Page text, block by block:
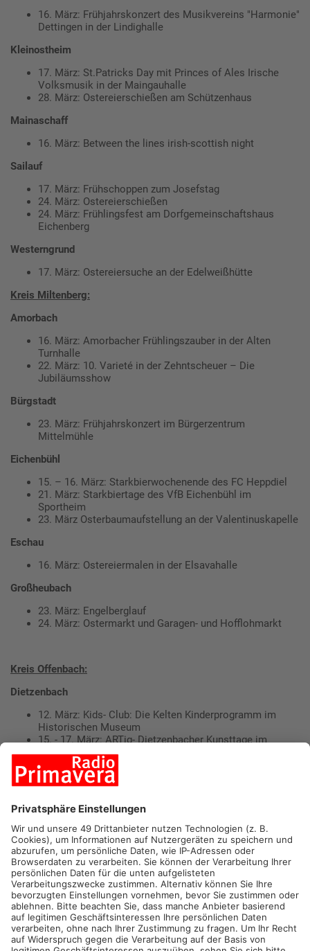
16. März: Frühjahrskonzert des Musikvereins "Harmonie"
Dettingen in der Lindighalle
Kleinostheim
17. März: St.Patricks Day mit Princes of Ales Irische
Volksmusik in der Maingauhalle
28. März: Ostereierschießen am Schützenhaus
Mainaschaff
16. März: Between the lines irish-scottish night
Sailauf
17. März: Frühschoppen zum Josefstag
24. März: Ostereierschießen
24. März: Frühlingsfest am Dorfgemeinschaftshaus
Eichenberg
Westerngrund
17. März: Ostereiersuche an der Edelweißhütte
Kreis Miltenberg:
Amorbach
16. März: Amorbacher Frühlingszauber in der Alten
Turnhalle
22. März: 10. Varieté in der Zehntscheuer – Die
Jubiläumsshow
Bürgstadt
23. März: Frühjahrskonzert im Bürgerzentrum
Mittelmühle
Eichenbühl
15. – 16. März: Starkbierwochenende des FC Heppdiel
21. März: Starkbiertage des VfB Eichenbühl im
Sportheim
23. März Osterbaumaufstellung an der Valentinuskapelle
Eschau
16. März: Ostereiermalen in der Elsavahalle
Großheubach
23. März: Engelberglauf
24. März: Ostermarkt und Garagen- und Hofflohmarkt
Kreis Offenbach:
Dietzenbach
12. März: Kids- Club: Die Kelten Kinderprogramm im
Historischen Museum
15. - 17. März: ARTig- Dietzenbacher Kunsttage im
Capitol
17. März: MontiMärktchen auf dem Montessori-Campus
Hainburg
16. März: Konzert der Haydngesellschaft in der
Kulturfabrik ab 20 Uhr
31. März: Ostern einmal anders am Schlossberg ab 5 Uhr
Heusenstamm
16. März: Frühlingskonzert der Musikschule
Heusenstamm
17. März: Sportlerehrungen 2023 der Stadt
Heusenstamm
23. März: Frühlingsmarkt Förderverein Lebensbilder e.V.